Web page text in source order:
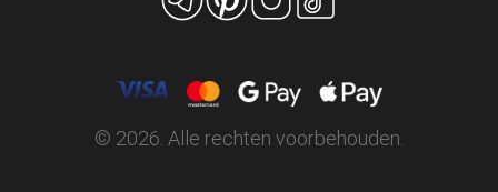
© 2026. Alle rechten voorbehouden.